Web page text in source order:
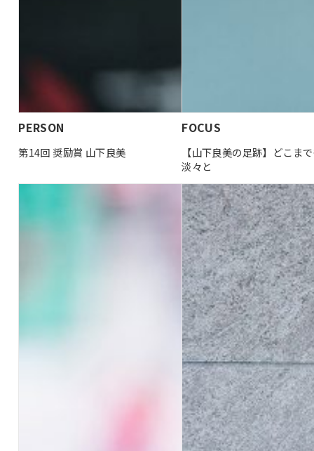
PERSON
第14回 奨励賞 山下良美
FOCUS
【山下良美の足跡】どこま
淡々と